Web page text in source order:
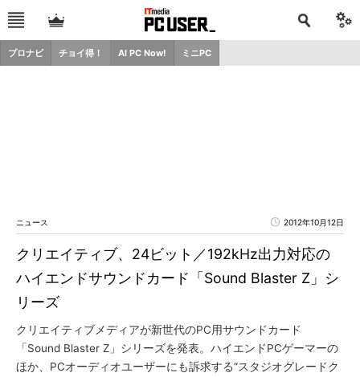
プロナビ チョイ得！ AI PC Now! ミニPC
ニュース 2012年10月12日
クリエイティブ、24ビット／192kHz出力対応の
ハイエンドサウンドカード「Sound Blaster Z」シ
リーズ
クリエイティブメディアが新世代のPC用サウンドカード
「Sound Blaster Z」シリーズを発表。ハイエンドPCゲーマーの
ほか、PCオーディオユーザーにも訴求する“スタジオグレードク